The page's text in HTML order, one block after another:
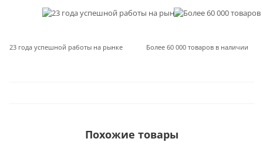
23 года успешной работы на рынке Более 60 000 товаров в наличии
Похожие товары